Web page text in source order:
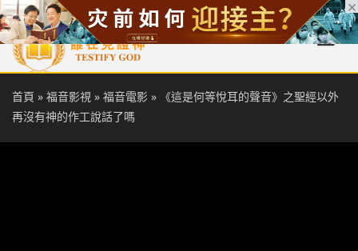
首頁 每日靈糧 天國福音 基督徒見證 信仰解答 聖經
首頁 » 福音影視 » 福音電影 » 《這是何等悅耳的聲音》之聖經以外
再沒有神的作工說話了嗎